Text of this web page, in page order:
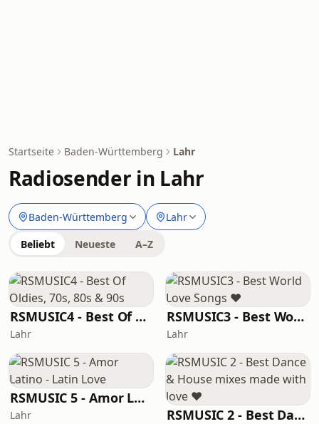
Startseite Baden-Württemberg Lahr
Radiosender in Lahr
Baden-Württemberg Lahr
Beliebt Neueste A–Z
RSMUSIC4 - Best Of Oldies, 70s, 80s & 90s
Lahr
RSMUSIC3 - Best World Love Songs ♥
Lahr
RSMUSIC 5 - Amor Latino - Latin Love
Lahr RSMUSIC 2 - Best Dance & House mixes made with love ♥